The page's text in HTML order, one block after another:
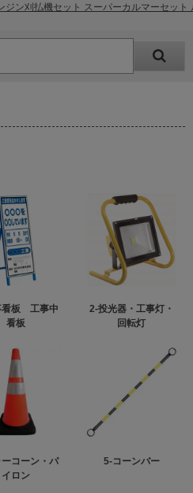
ジン刈払機セット スーパーカルマーセッ
看板 工事中
看板
2-投光器・工事灯・
回転灯
コーン・パ
イロン
5-コーンバー